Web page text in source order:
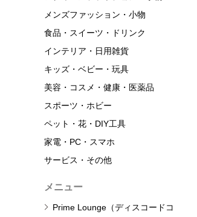
メンズファッション・小物
食品・スイーツ・ドリンク
インテリア・日用雑貨
キッズ・ベビー・玩具
美容・コスメ・健康・医薬品
スポーツ・ホビー
ペット・花・DIY工具
家電・PC・スマホ
サービス・その他
メニュー
Prime Lounge（ディスコードコ